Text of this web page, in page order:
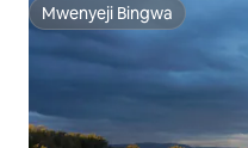
Mwenyeji Bingwa
Mwenyeji Bingwa